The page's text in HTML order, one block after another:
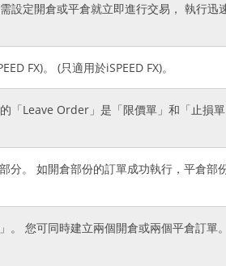
設定開倉或平倉就立即進行交易， 執行
FX)。 (只適用於iSPEED FX)。
「Leave Order」是「限價單」和「止損
分。 如開倉部份的訂單成功執行，平倉
您可同時建立兩個開倉或兩個平倉訂單